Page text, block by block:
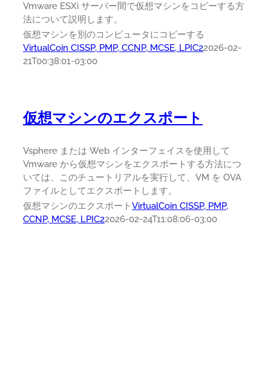
Vmware ESXi サーバー間で仮想マシンをコピーする方
法について説明します。
仮想マシンを別のコンピュータにコピーする
VirtualCoin CISSP, PMP, CCNP, MCSE, LPIC22026-02-
21T00:38:01-03:00
仮想マシンのエクスポート
Vsphere または Web インターフェイスを使用して
Vmware から仮想マシンをエクスポートする方法につ
いては、このチュートリアルを実行して、VM を OVA
ファイルとしてエクスポートします。
仮想マシンのエクスポート VirtualCoin CISSP, PMP,
CCNP, MCSE, LPIC22026-02-24T11:08:06-03:00